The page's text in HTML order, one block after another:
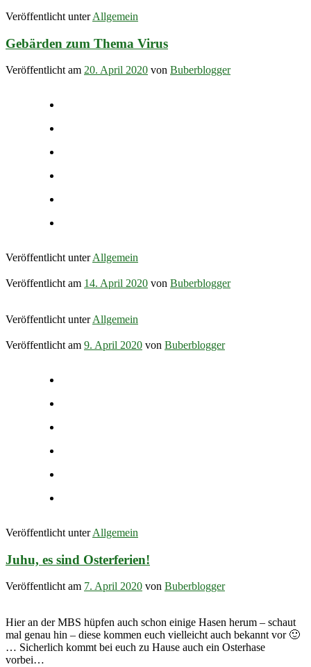
Veröffentlicht unter Allgemein
Gebärden zum Thema Virus
Veröffentlicht am 20. April 2020 von Buberblogger
Veröffentlicht unterAllgemein
Veröffentlicht am 14. April 2020 von Buberblogger
Veröffentlicht unter Allgemein
Veröffentlicht am 9. April 2020 von Buberblogger
Veröffentlicht unter Allgemein
Juhu, es sind Osterferien!
Veröffentlicht am 7. April 2020 von Buberblogger
Hier an der MBS hüpfen auch schon einige Hasen herum – schaut
mal genau hin – diese kommen euch vielleicht auch bekannt vor 🙂
… Sicherlich kommt bei euch zu Hause auch ein Osterhase
vorbei…